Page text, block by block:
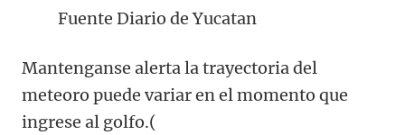
Fuente Diario de Yucatan
Mantenganse alerta la trayectoria del
meteoro puede variar en el momento que
ingrese al golfo.(